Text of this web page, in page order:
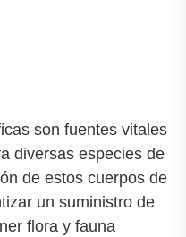
son fuentes vitales
diversas especies de
de estos cuerpos de
un suministro de
flora y fauna